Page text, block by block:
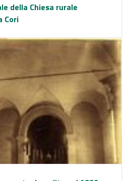
della Chiesa rurale
Cori